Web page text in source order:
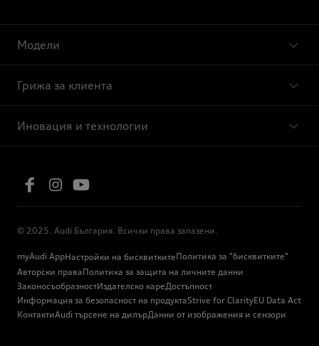
Модели
Грижа за клиента
Иновация и технологии
© 2025. Audi България. Всички права запазени.
myAudi AppНастройки на бисквиткитеПолитика за "бисквитките"
Авторски праваПолитика за защита на личните данни
ЗаконосъобразностИздателско кареДостъпност
Информация за безопасност на продуктаStrive for ClarityEU Data Act
КонтактиAudi търсене на дилърДанни от изображения и сензори